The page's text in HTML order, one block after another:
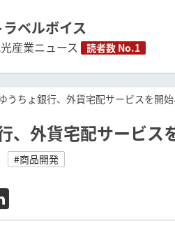
ラベルボイス
産業ニュース 読者数 No.1
ゆうちょ銀行、外貨宅配サービスを開
、外貨宅配サービ
#商品開発